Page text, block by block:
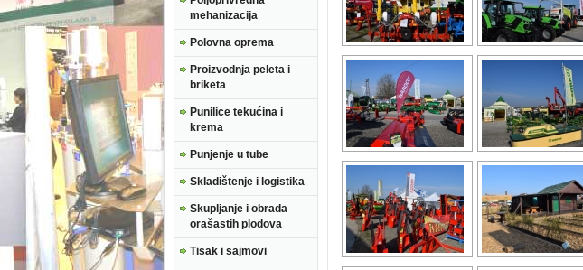
mehanizacija
Polovna oprema
Proizvodnja peleta i
briketa
Punilice tekućina i
krema
Punjenje u tube
Skladištenje i logistika
Skupljanje i obrada
orašastih plodova
Tisak i sajmovi